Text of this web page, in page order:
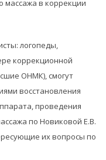
массажа в коррекции
логопеды,
коррекционной
ОНМК), смогут
восстановления
проведения
по Новиковой Е.В.
их вопросы по